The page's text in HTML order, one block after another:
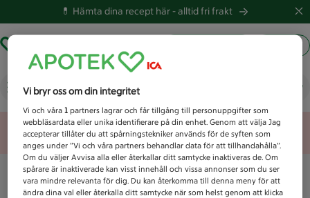
💊 Hämta dina recept här -alltid fri frakt
Vad letar du efter idag?
Unknown error
Vi bryr oss om din integritet
Vi och våra1 partners lagrar och får tillgång till personuppgifter som
webbläsardata eller unika identifierare på din enhet. Genom att välja Jag
accepterar tillåter du att spårningstekniker används för de syften som
anges under ”Vi och våra partners behandlar data för att tillhandahålla”.
Om du väljer Avvisa alla eller återkallar ditt samtycke inaktiveras de. Om
spårare är inaktiverade kan visst innehåll och vissa annonser som du ser
vara mindre relevanta för dig. Du kan återkomma till denna meny för att
ändra dina val eller återkalla ditt samtycke när som helst genom att klicka